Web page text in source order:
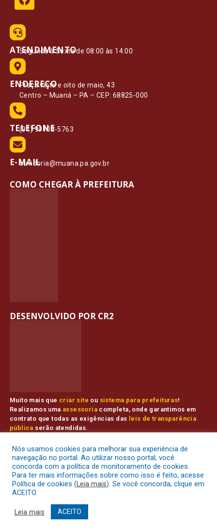
ATENDIMENTO
Segunda à Sexta de 08:00 às 14:00
ENDEREÇO
Praça vinte e oito de maio, 43
Centro – Muaná – PA – CEP: 68825-000
TELEFONE
(91) 99108-5763
E-MAIL
ouvidoria@muana.pa.gov.br
COMO CHEGAR À PREFEITURA
Muito mais que criar site ou sistema para prefeituras!
Realizamos uma assessoria completa, onde garantimos em
contrato que todas as exigências das leis de transparência
pública serão atendidas.
DESENVOLVIDO POR CR2
Todos os direitos reservados aPrefeitura Municipal de Muaná.
Acessar Área Administrativa
Nós usamos cookies para melhorar sua experiência de
navegação no portal. Ao utilizar nosso portal, você
concorda com a política de monitoramento de cookies.
Para ter mais informações sobre como isso é feito, acesse
Política de cookies (Leia mais). Se você concorda, clique em
ACEITO.
Leia mais ACEITO